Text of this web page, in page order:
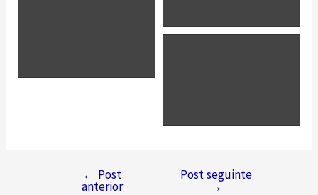
Navegação
← Post
anterior
Post seguinte
→